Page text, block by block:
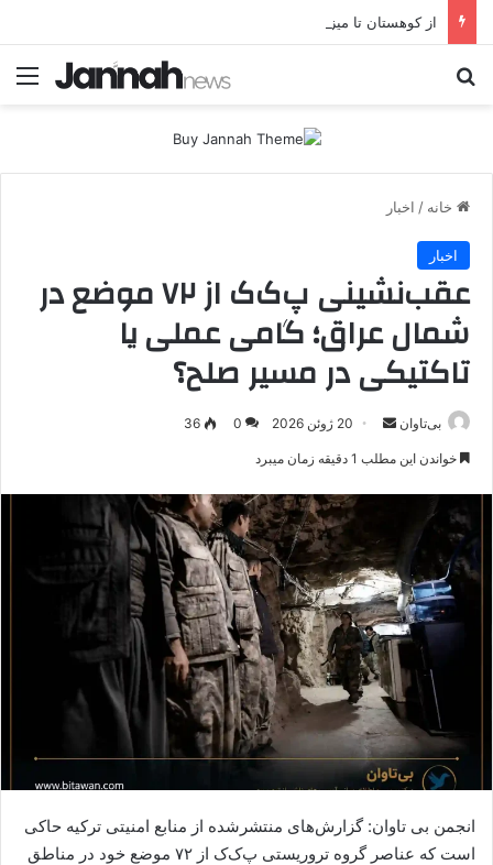
از کوهستان تا میز مذاکره؛ پژاک یک‌شبه «دموکرات» شد!
خانه / اخبار
اخبار
عقب‌نشینی پ‌ک‌ک از ۷۲ موضع در
شمال عراق؛ گامی عملی یا
تاکتیکی در مسیر صلح؟
بی‌تاوان
ر
ا
ی
م
ی
ل
20 ژوئن 2026 0
36
خواندن این مطلب 1 دقیقه زمان میبرد
انجمن بی تاوان: گزارش‌های منتشرشده از منابع امنیتی ترکیه حاکی
است که عناصر گروه تروریستی پ‌ک‌ک از ۷۲ موضع خود در مناطق